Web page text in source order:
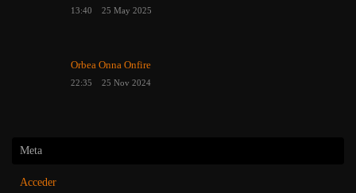
13:40 25 May 2025
Orbea Onna Onfire
22:35 25 Nov 2024
Meta
Acceder